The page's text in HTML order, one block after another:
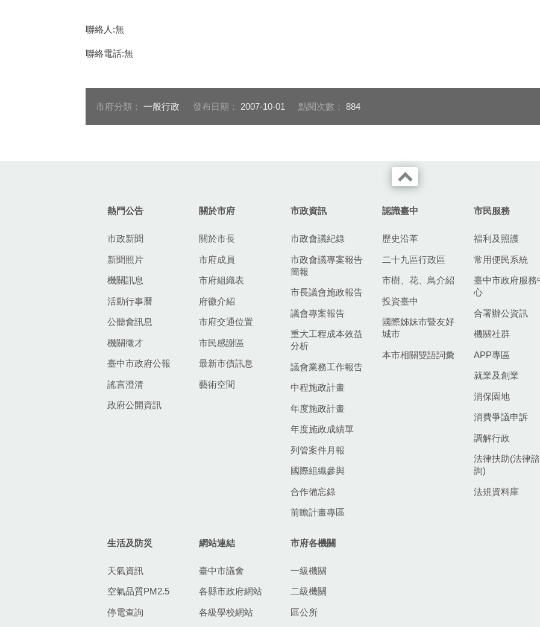
聯絡人:無
聯絡電話:無
市府分類： 一般行政 發布日期： 2007-10-01 點閱次數： 884
熱門公告
市政新聞
新聞照片
機關訊息
活動行事曆
公聽會訊息
機關徵才
臺中市政府公報
謠言澄清
政府公開資訊
關於市府
關於市長
市府成員
市府組織表
府徽介紹
市府交通位置
市民感謝區
最新市債訊息
藝術空間
市政資訊
市政會議紀錄
市政會議專案報告
簡報
市長議會施政報告
議會專案報告
重大工程成本效益
分析
議會業務工作報告
中程施政計畫
年度施政計畫
年度施政成績單
列管案件月報
國際組織參與
合作備忘錄
前瞻計畫專區
認識臺中
歷史沿革
二十九區行政區
市樹、花、鳥介紹
投資臺中
國際姊妹市暨友好
城市
本市相關雙語詞彙
市民服務
福利及照護
常用便民系統
臺中市政府服務
心
合署辦公資訊
機關社群
APP專區
就業及創業
消保園地
消費爭議申訴
調解行政
法律扶助(法律諮
詢)
法規資料庫
生活及防災
天氣資訊
空氣品質PM2.5
停電查詢
網站連結
臺中市議會
各縣市政府網站
各級學校網站
市府各機關
一級機關
二級機關
區公所